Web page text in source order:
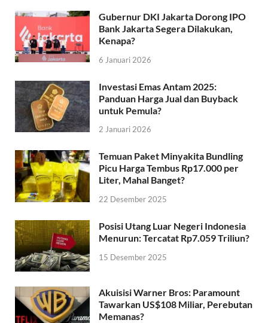
Gubernur DKI Jakarta Dorong IPO
Bank Jakarta Segera Dilakukan,
Kenapa?
6 Januari 2026
Investasi Emas Antam 2025:
Panduan Harga Jual dan Buyback
untuk Pemula?
2 Januari 2026
Temuan Paket Minyakita Bundling
Picu Harga Tembus Rp17.000 per
Liter, Mahal Banget?
22 Desember 2025
Posisi Utang Luar Negeri Indonesia
Menurun: Tercatat Rp7.059 Triliun?
15 Desember 2025
Akuisisi Warner Bros: Paramount
Tawarkan US$108 Miliar, Perebutan
Memanas?